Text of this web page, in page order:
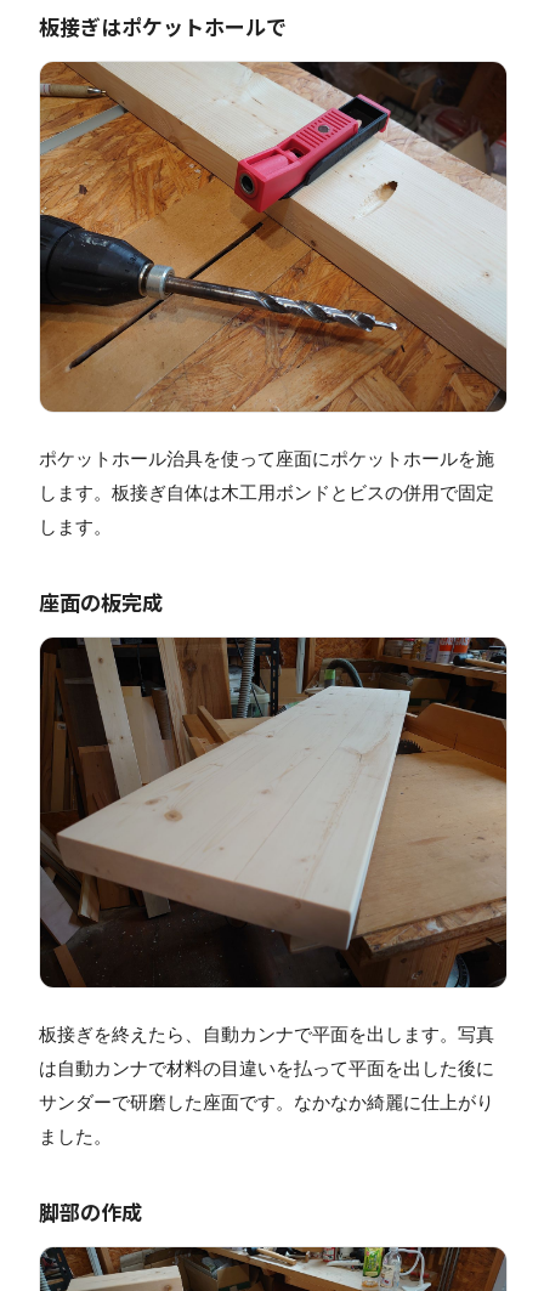
板接ぎはポケットホールで
ポケットホール治具を使って座面にポケットホールを施
します。板接ぎ自体は木工用ボンドとビスの併用で固定
します。
座面の板完成
板接ぎを終えたら、自動カンナで平面を出します。写真
は自動カンナで材料の目違いを払って平面を出した後に
サンダーで研磨した座面です。なかなか綺麗に仕上がり
ました。
脚部の作成